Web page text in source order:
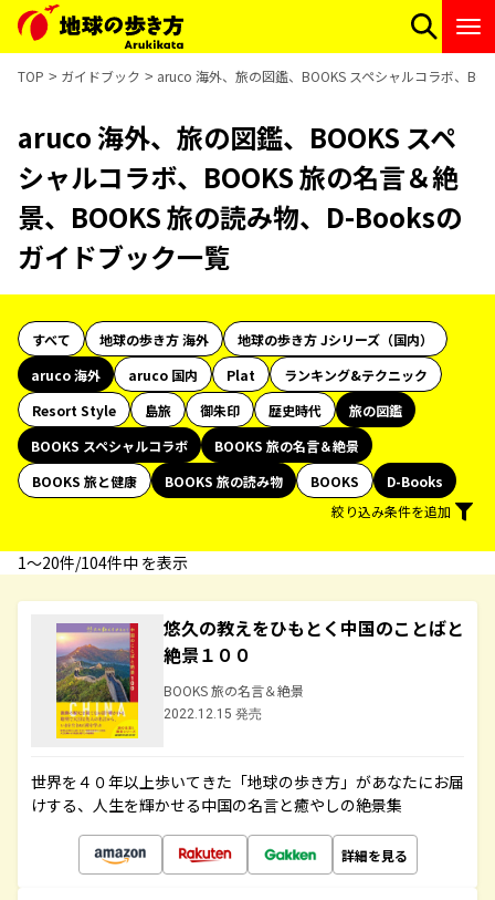
TOP ガイドブック aruco 海外、旅の図鑑、BOOKS スペシャルコラボ、
aruco 海外、旅の図鑑、BOOKS スペ
シャルコラボ、BOOKS 旅の名言＆絶
景、BOOKS 旅の読み物、D-Booksの
ガイドブック一覧
すべて 地球の歩き方 海外
地球の歩き方 Jシリーズ（国内）
aruco 海外
aruco 国内 Plat
ランキング&テクニック
Resort Style
島旅 御朱印 歴史時代
旅の図鑑
BOOKS スペシャルコラボ
BOOKS 旅の名言＆絶景
BOOKS 旅と健康
BOOKS 旅の読み物 BOOKS
D-Books
絞り込み条件を追加
1〜20件/104件中 を表示
悠久の教えをひもとく中国のことばと
絶景１００
BOOKS 旅の名言＆絶景
2022.12.15 発売
世界を４０年以上歩いてきた「地球の歩き方」があなたにお届
けする、人生を輝かせる中国の名言と癒やしの絶景集
詳細を見る